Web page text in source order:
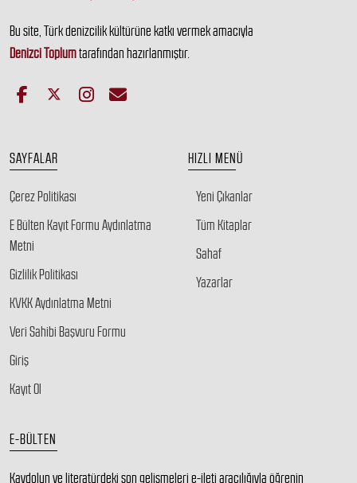
Bu site, Türk denizcilik kültürüne katkı vermek amacıyla
Denizci Toplumtarafından hazırlanmıştır.
SAYFALAR
Çerez Politikası
E Bülten Kayıt Formu Aydınlatma
Metni
Gizlilik Politikası
KVKK Aydınlatma Metni
Veri Sahibi Başvuru Formu
Giriş
Kayıt Ol
HIZLI MENÜ
Yeni Çıkanlar
Tüm Kitaplar
Sahaf
Yazarlar
E-BÜLTEN
Kaydolun ve literatürdeki son gelişmeleri e-ileti aracılığıyla öğrenin